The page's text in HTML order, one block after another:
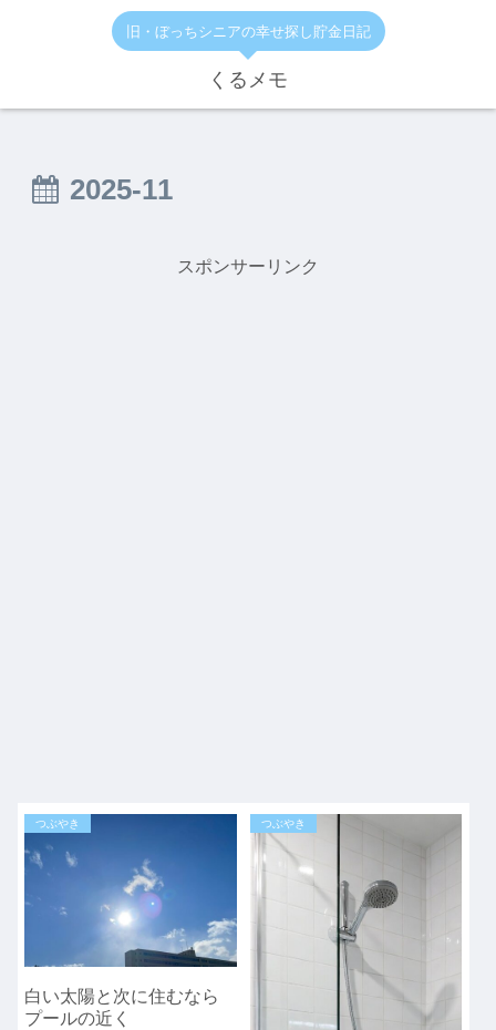
旧・ぼっちシニアの幸せ探し貯金日記
くるメモ
2025-11
スポンサーリンク
つぶやき
白い太陽と次に住むなら
プールの近く
つぶやき